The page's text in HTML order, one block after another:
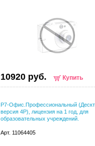
10920 руб. Купить
Р7-Офис.Профессиональный
версия 4Р), лицензия на 1 год, для
образовательных учреждений.
Арт. 11064405